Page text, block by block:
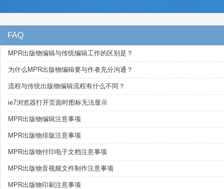
FAQ
MPR出版物编辑与传统编辑工作的区别是？
为什么MPR出版物编辑要与作者充分沟通？
流程与传统出版物编辑流程有什么不同？
ie7浏览器打开页面时图标无法显示
MPR出版物编辑注意事项
MPR出版物排版注意事项
MPR出版物付印电子文档注意事项
MPR出版物音视频文件制作注意事项
MPR出版物印刷注意事项